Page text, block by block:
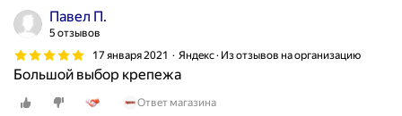
Павел П.
5 отзывов
17 января 2021
Яндекс · Из отзывов на организацию
Большой выбор крепежа
Ответ магазина